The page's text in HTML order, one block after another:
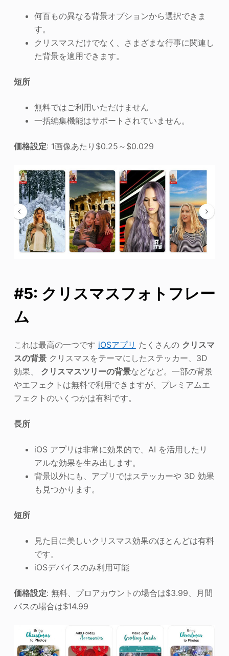
何百もの異なる背景オプションから選択できま
す。
クリスマスだけでなく、さまざまな行事に関連し
た背景を適用できます。
短所
無料ではご利用いただけません
一括編集機能はサポートされていません。
価格設定: 1画像あたり$0.25～$0.029
#5: クリスマスフォトフレー
ム
これは最高の一つです iOSアプリ たくさんの クリスマ
スの背景クリスマスをテーマにしたステッカー、3D
効果、 クリスマスツリーの背景などなど。一部の背景
やエフェクトは無料で利用できますが、プレミアムエ
フェクトのいくつかは有料です。
長所
iOS アプリは非常に効果的で、AI を活用したリ
アルな効果を生み出します。
背景以外にも、アプリではステッカーや 3D 効果
も見つかります。
短所
見た目に美しいクリスマス効果のほとんどは有料
です。
iOSデバイスのみ利用可能
価格設定: 無料、プロアカウントの場合は$3.99、月間
パスの場合は$14.99